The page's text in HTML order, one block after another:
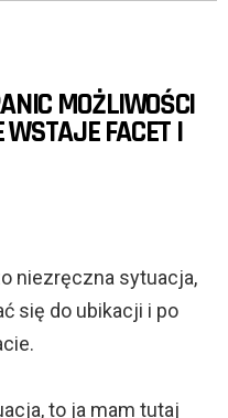
MOŻLIWOŚCI
WSTAJE FACET I
niezręczna sytuacja,
się do ubikacji i po
to ja mam tutaj